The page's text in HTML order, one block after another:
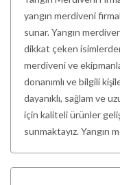
yangın merdiveni
sunar. Yangın
dikkat çeken
merdiveni ve
donanımlı ve bilgili
dayanıklı, sağlam ve
için kaliteli ürünler
sunmaktayız. Yangın